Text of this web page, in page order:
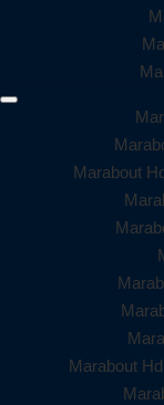
Marabout
Marabout